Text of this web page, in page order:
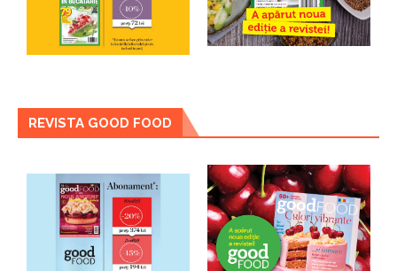
REVISTA GOOD FOOD